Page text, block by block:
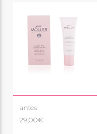
antes
29,00€